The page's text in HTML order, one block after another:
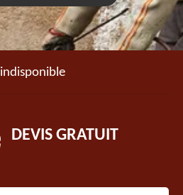
indisponible
DEVIS GRATUIT